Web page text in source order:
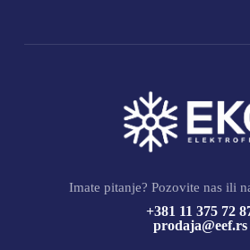
Imate pitanje? Pozovite nas ili
+381 11 375 72
prodaja@eef.rs